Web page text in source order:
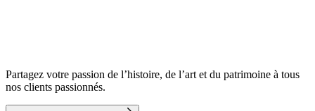
Partagez votre passion de l’histoire, de l’art et du patrimoine à tous
nos clients passionnés.